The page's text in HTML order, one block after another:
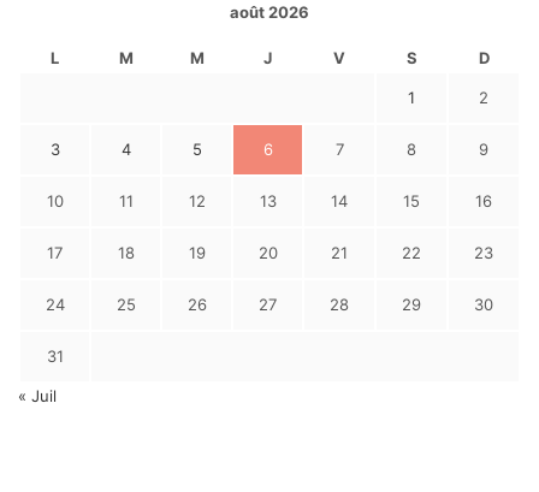
août 2026
L M M J V S D
1 2
3 4 5 6 7 8 9
10 11 12 13 14 15 16
17 18 19 20 21 22 23
24 25 26 27 28 29 30
31
« Juil